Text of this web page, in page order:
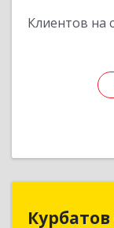
Клиентов на